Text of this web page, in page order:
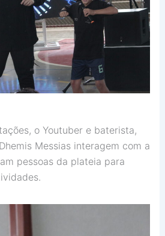
o Youtuber e baterista,
Messias interagem com a
pessoas da plateia para